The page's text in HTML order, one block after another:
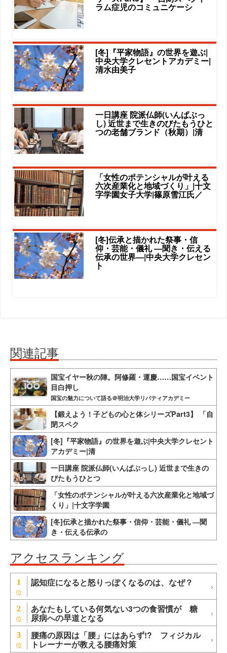
ラム症児のコミュニケーシ
[冬]『平家物語』の世界を遊ぶ|
中央大学クレセントアカデミー|
清水由美子
一日講座 院派仏師(いんぱぶっ
し) 近世まで生きのびたもうひと
つの老舗ブランド（秋期）|清
「女性のポテンシャルが叶える
六次産業化と地域づくり」|十文
字学園女子大学|篠原雪江氏／
[冬]伝承と描かれた祭事・信
仰・芸能・儀礼 ―聞き・伝える
伝承の世界―|中央大学クレセン
ト
関連記事
国宝イヤー秋の陣。阿修羅・運慶……国宝イベント
目白押し
国宝の魅力について語る＠明治大学リバティアカデミー
【鍛えよう！子どもの心と体シリーズPart3】 「自
閉スペク
[冬]『平家物語』の世界を遊ぶ|中央大学クレセント
アカデミー|清
一日講座 院派仏師(いんぱぶっし) 近世まで生きの
びたもうひとつ
「女性のポテンシャルが叶える六次産業化と地域づ
くり」|十文字学園
[冬]伝承と描かれた祭事・信仰・芸能・儀礼 ―聞
き・伝える伝承の
アクセスランキング
1 認知症になると怒りっぽくなるのは、なぜ？
2 あなたもしている何気ない3つの食習慣が 糖
尿病への早道となる
3 腰痛の原因は「腰」にはあらず!? フィジカル
トレーナーが教える腰痛対策